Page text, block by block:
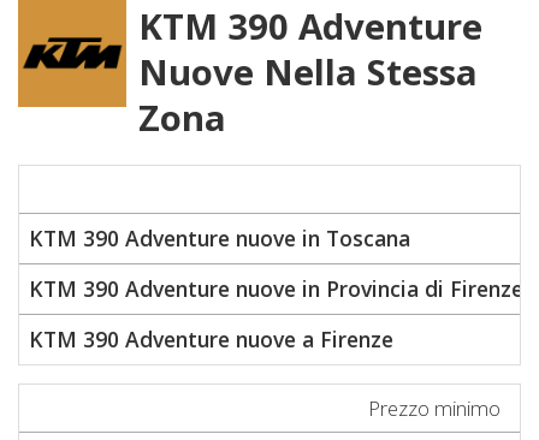
KTM 390 Adventure
Nuove Nella Stessa
Zona
KTM 390 Adventure nuove in Toscana
KTM 390 Adventure nuove in Provincia di Firenze
KTM 390 Adventure nuove a Firenze
Prezzo minimo